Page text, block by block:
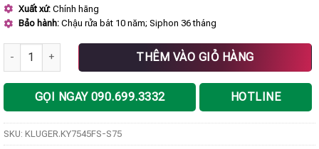
Xuất xứ: Chính hãng
Bảo hành: Chậu rửa bát 10 năm; Siphon 36 tháng
Chậu rửa bát KLUGER KY7545FS-S75 số lượng
THÊM VÀO GIỎ HÀNG
GỌI NGAY 090.699.3332 HOTLINE
SKU: KLUGER.KY7545FS-S75